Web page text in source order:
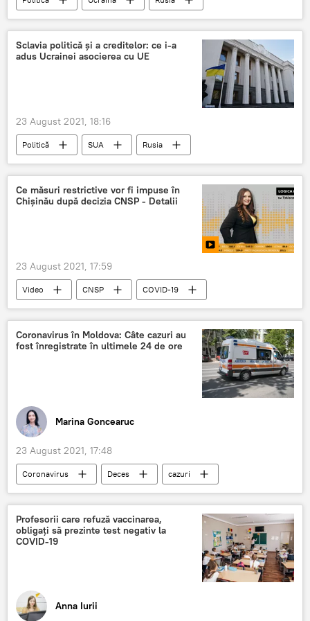
Crimeea
Sclavia politică și a creditelor: ce i-a
adus Ucrainei asocierea cu UE
23 August 2021, 18:16
Politică SUA
Rusia
Occident
Uniunea Europeană
Ucraina
Ce măsuri restrictive vor fi impuse în
Chișinău după decizia CNSP - Detalii
23 August 2021, 17:59
Video CNSP COVID-19
Coronavirus în Moldova: Câte cazuri au
fost înregistrate în ultimele 24 de ore
Marina Goncearuc
23 August 2021, 17:48
Coronavirus Deces
cazuri
infectați
coronavirus COVID-19
Profesorii care refuză vaccinarea,
obligați să prezinte test negativ la
COVID-19
Anna Iurii